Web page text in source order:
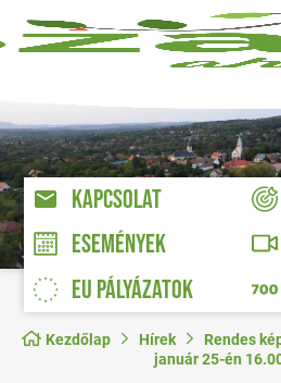
KAPCSOLAT
ESEMÉNYEK
EU PÁLYÁZATOK
Kezdőlap Hírek
Rendes
január 25-én